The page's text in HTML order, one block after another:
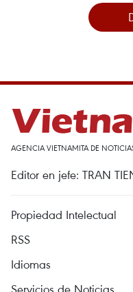
AGENCIA VIETNAMITA DE
Editor en jefe: TRAN
Propiedad Intelectual
RSS
Idiomas